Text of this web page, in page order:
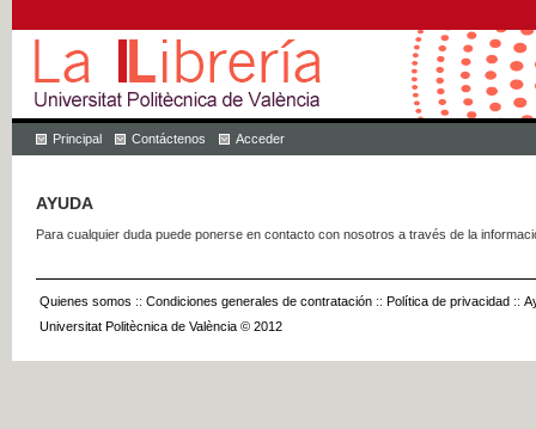
Principal Contáctenos Acceder
AYUDA
Para cualquier duda puede ponerse en contacto con nosotros a través de la
Quienes somos :: Condiciones generales de contratación :: Política de privacidad ::
Universitat Politècnica de València © 2012